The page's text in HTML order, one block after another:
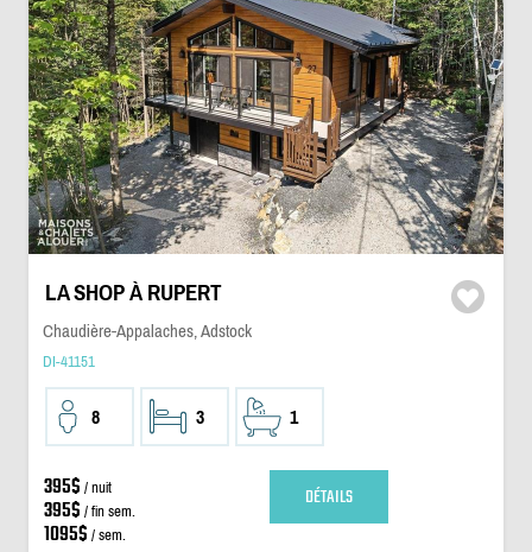
LA SHOP À RUPERT
Chaudière-Appalaches, Adstock
DI-41151
8 3 1
395$ / nuit
395$ / fin sem.
1095$ / sem.
DÉTAILS